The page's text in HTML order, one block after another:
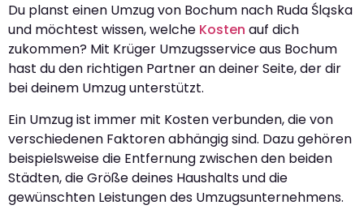
Du planst einen Umzug von Bochum nach Ruda Śląska
und möchtest wissen, welche Kosten auf dich
zukommen? Mit Krüger Umzugsservice aus Bochum
hast du den richtigen Partner an deiner Seite, der dir
bei deinem Umzug unterstützt.
Ein Umzug ist immer mit Kosten verbunden, die von
verschiedenen Faktoren abhängig sind. Dazu gehören
beispielsweise die Entfernung zwischen den beiden
Städten, die Größe deines Haushalts und die
gewünschten Leistungen des Umzugsunternehmens.